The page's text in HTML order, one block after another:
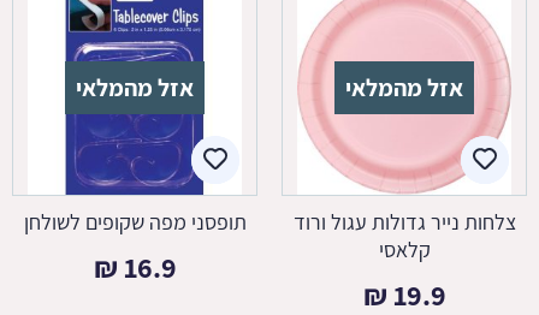
אזל מהמלאי
צלחות נייר גדולות עגול ורוד
קלאסי
19.9
₪
אזל מהמלאי
תופסני מפה שקופים לשולחן
16.9
₪